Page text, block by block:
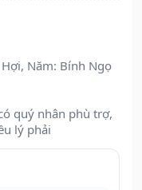
Năm: Bính Ngọ
quý nhân phù trợ,
lý phải